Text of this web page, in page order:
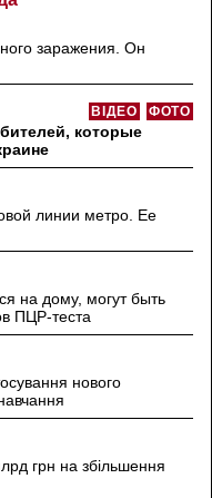
заражения. Он
ФОТО
ВІДЕО
которые
линии метро. Ее
на дому, могут быть
ПЦР-теста
нового
грн на збільшення